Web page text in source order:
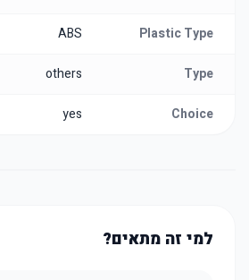
Plastic Type
ABS
Type
others
Choice
yes
למי זה מתאים?